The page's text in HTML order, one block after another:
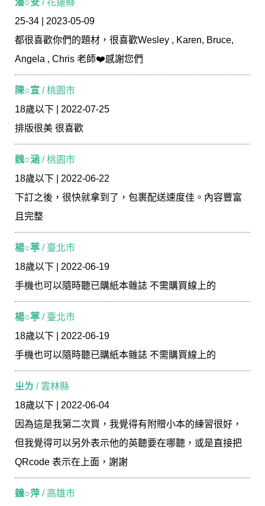
25-34 | 2023-05-09
都很喜歡你們的題材，很喜歡Wesley , Karen, Bruce,
Angela , Chris 老師❤️感謝您們
陳○宣 / 桃園市
18歲以下 | 2022-07-25
排版很美 很喜歡
魏○涵 / 桃園市
18歲以下 | 2022-06-22
下訂之後，很快就拿到了，包裹配送速度佳。內容豐富
且完整
楊○葶 / 臺北市
18歲以下 | 2022-06-19
手機也可以隨時聽已購紙本雜誌 不需購買線上的
楊○葶 / 臺北市
18歲以下 | 2022-06-19
手機也可以隨時聽已購紙本雜誌 不需購買線上的
ㄓㄌ / 雲林縣
18歲以下 | 2022-06-04
因為這是我第二次買，我覺得有附贈小本的練習很好，
但我覺得可以另外表示他的英聽要在哪聽，或是直接把
QRcode 表示在上面，謝謝
鐘○萍 / 高雄市